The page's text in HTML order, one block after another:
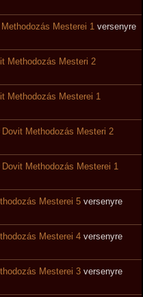
Methodozás Mesterei 1 versenyre
Methodozás Mesteri 2
Methodozás Mesterei 1
Dovit Methodozás Mesteri 2
Dovit Methodozás Mesterei 1
Mesterei 5 versenyre
Mesterei 4 versenyre
Mesterei 3 versenyre